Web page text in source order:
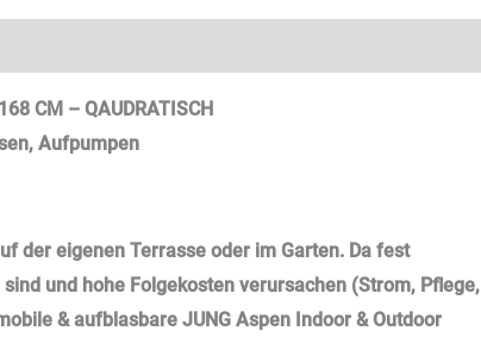
CM – QAUDRATISCH
Aufpumpen
der eigenen Terrasse oder im Garten. Da fest
und hohe Folgekosten verursachen (Strom, Pflege,
& aufblasbare JUNG Aspen Indoor & Outdoor